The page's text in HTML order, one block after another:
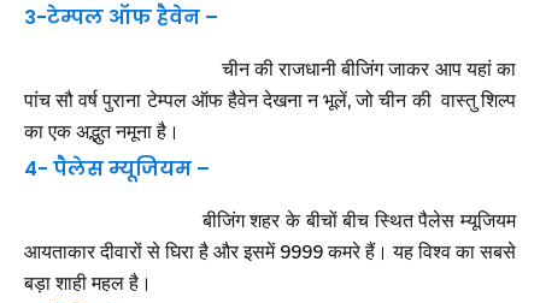
3-टेम्पल ऑफ हैवेन –
चीन की राजधानी बीजिंग जाकर आप यहां का
पांच सौ वर्ष पुराना टेम्पल ऑफ हैवेन देखना न भूलें, जो चीन की वास्तु शिल्प
का एक अद्भुत नमूना है।
4- पैलेस म्यूजियम –
बीजिंग शहर के बीचों बीच स्थित पैलेस म्यूजियम
आयताकार दीवारों से घिरा है और इसमें 9999 कमरे हैं। यह विश्व का सबसे
बड़ा शाही महल है।